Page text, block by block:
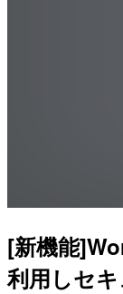
[新機能
利用しセ